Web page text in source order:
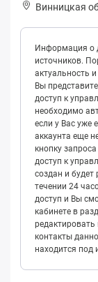
Винницкая
Информация о
источников.
актуальность
Вы
доступ к
необходимо
если у Вас уже
аккаунта еще
кнопку
доступ к
создан и
течении 24
доступ и Вы
кабинете в
контакты
находится